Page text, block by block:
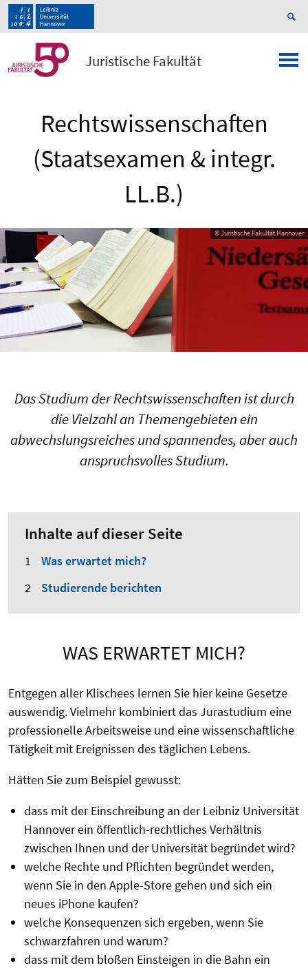
Juristische Fakultät
Rechtswissenschaften
(Staatsexamen & integr.
LL.B.)
© Juristische Fakultät Hannover
Das Studium der Rechtswissenschaften ist durch
die Vielzahl an Themengebieten ein
abwechslungsreiches und spannendes, aber auch
anspruchsvolles Studium.
Inhalte auf dieser Seite
Was erwartet mich?
Studierende berichten
WAS ERWARTET MICH?
Entgegen aller Klischees lernen Sie hier keine Gesetze
auswendig. Vielmehr kombiniert das Jurastudium eine
professionelle Arbeitsweise und eine wissenschaftliche
Tätigkeit mit Ereignissen des täglichen Lebens.
Hätten Sie zum Beispiel gewusst:
dass mit der Einschreibung an der Leibniz Universität
Hannover ein öffentlich-rechtliches Verhältnis
zwischen Ihnen und der Universität begründet wird?
welche Rechte und Pflichten begründet werden,
wenn Sie in den Apple-Store gehen und sich ein
neues iPhone kaufen?
welche Konsequenzen sich ergeben, wenn Sie
schwarzfahren und warum?
dass mit dem bloßen Einsteigen in die Bahn ein